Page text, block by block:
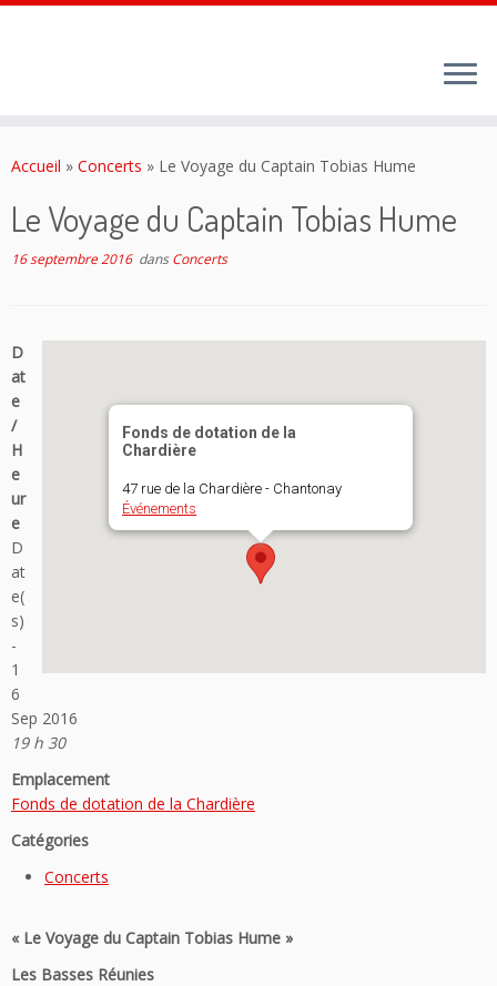
auAccueil » Concerts » Le Voyage du Captain Tobias Hume
Le Voyage du Captain Tobias Hume
16 septembre 2016dansConcerts
Fonds de dotation de la
Chardière
47 rue de la Chardière - Chantonay
Événements
D
at
e
/
H
e
ur
e
D
at
e(
s)
-
1
6
Sep 2016
19 h 30
Emplacement
Fonds de dotation de la Chardière
Catégories
Concerts
« Le Voyage du Captain Tobias Hume »
Les Basses Réunies